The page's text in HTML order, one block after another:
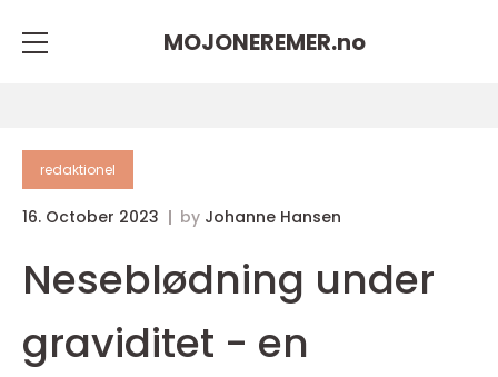
MOJONEREMER.no
redaktionel
16. October 2023 by Johanne Hansen
Neseblødning under
graviditet - en